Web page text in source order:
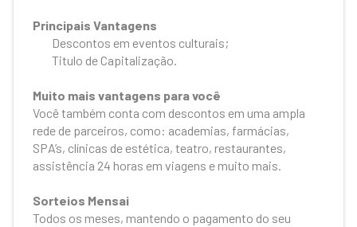
Principais Vantagens
Descontos em eventos culturais;
Titulo de Capitalização.
Muito mais vantagens para você
Você também conta com descontos em uma ampla
rede de parceiros, como: academias, farmácias,
SPA’s, clínicas de estética, teatro, restaurantes,
assistência 24 horas em viagens e muito mais.
Sorteios Mensai
Todos os meses, mantendo o pagamento do seu